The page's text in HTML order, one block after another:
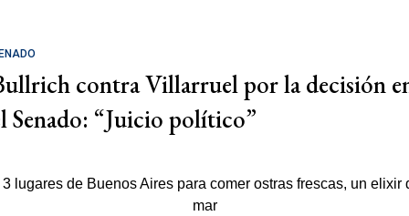
contra Villarruel por la decisión
Senado: “Juicio político”